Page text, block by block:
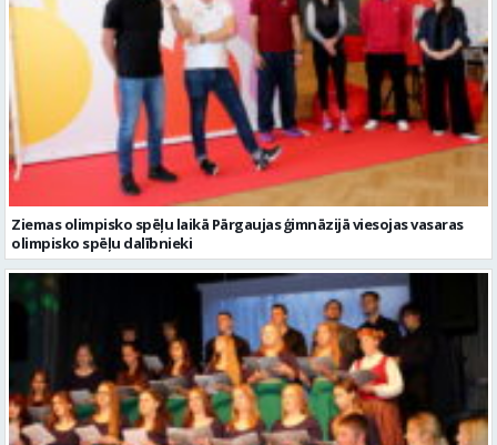
Ziemas olimpisko spēļu laikā Pārgaujas ģimnāzijā viesojas vasaras
olimpisko spēļu dalībnieki